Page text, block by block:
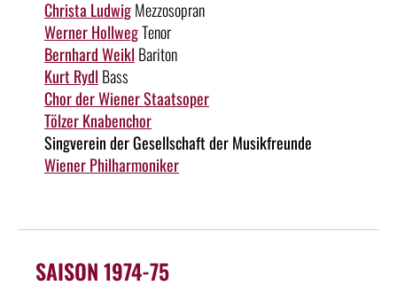
Christa LudwigMezzosopran
Werner HollwegTenor
Bernhard Weikl Bariton
Kurt Rydl Bass
Chor der Wiener Staatsoper
Tölzer Knabenchor
Singverein der Gesellschaft der Musikfreunde
Wiener Philharmoniker
SAISON 1974-75